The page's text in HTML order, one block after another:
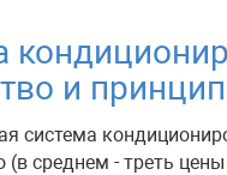
и
система
(в среднем - треть